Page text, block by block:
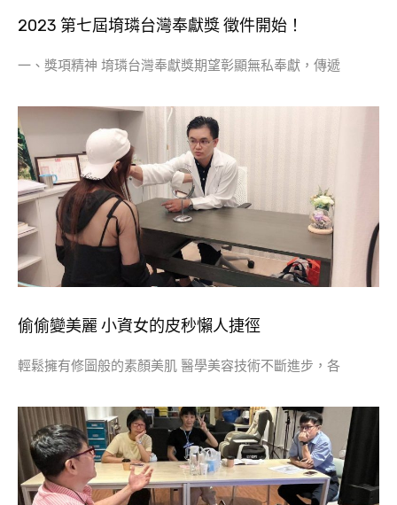
2023 第七屆堉璘台灣奉獻獎 徵件開始！
一、獎項精神 堉璘台灣奉獻獎期望彰顯無私奉獻，傳遞
偷偷變美麗 小資女的皮秒懶人捷徑
輕鬆擁有修圖般的素顏美肌 醫學美容技術不斷進步，各